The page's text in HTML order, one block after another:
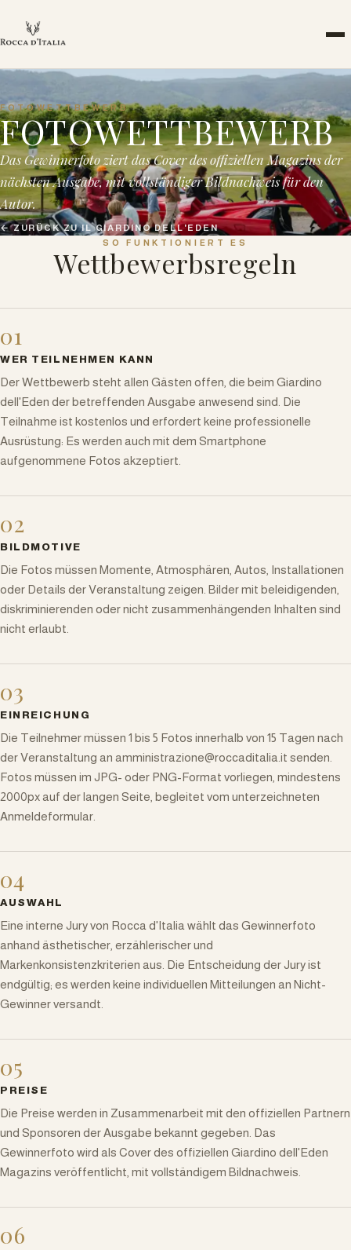
FOTOWETTBEWERB
FOTOWETTBEWERB
Das Gewinnerfoto ziert das Cover des offiziellen Magazins der
nächsten Ausgabe, mit vollständiger Bildnachweis für den
Autor.
←ZURÜCK ZU IL GIARDINO DELL'EDEN
SO FUNKTIONIERT ES
Wettbewerbsregeln
01
WER TEILNEHMEN KANN
Der Wettbewerb steht allen Gästen offen, die beim Giardino
dell'Eden der betreffenden Ausgabe anwesend sind. Die
Teilnahme ist kostenlos und erfordert keine professionelle
Ausrüstung: Es werden auch mit dem Smartphone
aufgenommene Fotos akzeptiert.
02
BILDMOTIVE
Die Fotos müssen Momente, Atmosphären, Autos, Installationen
oder Details der Veranstaltung zeigen. Bilder mit beleidigenden,
diskriminierenden oder nicht zusammenhängenden Inhalten sind
nicht erlaubt.
03
EINREICHUNG
Die Teilnehmer müssen 1 bis 5 Fotos innerhalb von 15 Tagen nach
der Veranstaltung an amministrazione@roccaditalia.it senden.
Fotos müssen im JPG- oder PNG-Format vorliegen, mindestens
2000px auf der langen Seite, begleitet vom unterzeichneten
Anmeldeformular.
04
AUSWAHL
Eine interne Jury von Rocca d'Italia wählt das Gewinnerfoto
anhand ästhetischer, erzählerischer und
Markenkonsistenzkriterien aus. Die Entscheidung der Jury ist
endgültig; es werden keine individuellen Mitteilungen an Nicht-
Gewinner versandt.
05
PREISE
Die Preise werden in Zusammenarbeit mit den offiziellen Partnern
und Sponsoren der Ausgabe bekannt gegeben. Das
Gewinnerfoto wird als Cover des offiziellen Giardino dell'Eden
Magazins veröffentlicht, mit vollständigem Bildnachweis.
06